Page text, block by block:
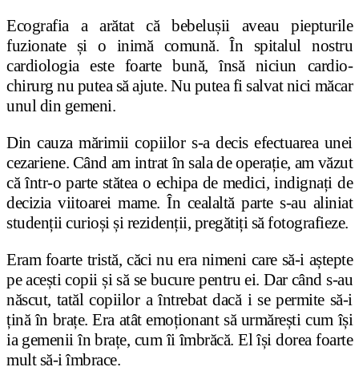
Ecografia a arătat că bebelușii aveau piepturile
fuzionate și o inimă comună. În spitalul nostru
cardiologia este foarte bună, însă niciun cardio-
chirurg nu putea să ajute. Nu putea fi salvat nici măcar
unul din gemeni.
Din cauza mărimii copiilor s-a decis efectuarea unei
cezariene. Când am intrat în sala de operație, am văzut
că într-o parte stătea o echipa de medici, indignați de
decizia viitoarei mame. În cealaltă parte s-au aliniat
studenții curioșiși rezidenții, pregătiți să fotografieze.
Eram foarte tristă, căci nu era nimeni care să-i aștepte
pe acești copiiși să se bucure pentru ei. Dar când s-au
născut, tatăl copiilor a întrebat dacă i se permite să-i
țină în brațe. Era atât emoționant să urmărești cum își
ia gemenii în brațe, cum îi îmbrăcă. El își dorea foarte
mult să-i îmbrace.